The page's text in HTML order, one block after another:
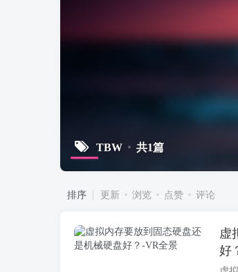
TBW 共1篇
排序 更新 浏览 点赞 评论
虚
好